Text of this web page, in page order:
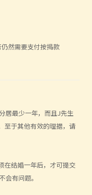
然需要支付按揭款
居最少一年，而且J先生
至于其他有效的理据，请
在结婚一年后，才可提交
有问题。
，我的婚姻还有效吗？
福利
吗？他们是否需要向香港
甚么？
姻为无效？